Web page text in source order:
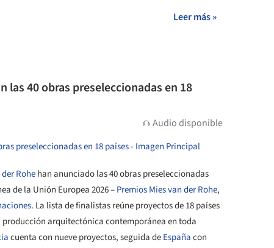
Leer más »
las 40 obras preseleccionadas en 18
Audio disponible
Rohehan anunciado las 40 obras preseleccionadas
de la Unión Europea 2026 –Premios Mies van der Rohe,
. La lista de finalistas reúne proyectos de 18 países
arquitectónica contemporánea en toda
cuenta con nueve proyectos, seguida deEspañacon